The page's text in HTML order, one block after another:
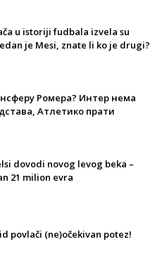
u istoriji fudbala izvela su
je Mesi, znate li ko je drugi?
Ромера? Интер нема
Атлетико прати
dovodi novog levog beka –
21 milion evra
povlači (ne)očekivan potez!